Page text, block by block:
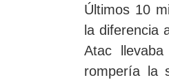
Últimos 10
la diferencia
Atac
rompería la